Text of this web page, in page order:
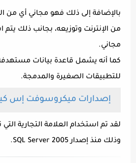
بالإضافة إلى ذلك فهو مجاني أي من
من الإنترنت وتوزيعه، بجانب ذلك
مجاني.
كما أنه يشمل قاعدة بيانات
للتطبيقات الصغيرة والمدمجة.
إصدارات ميكروسوفت إس
وذلك منذ إصدار SQL Server 2005.